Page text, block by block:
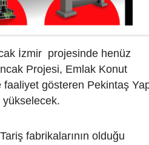
İzmir projesinde henüz
Projesi, Emlak Konut
gösteren Pekintaş
yükselecek.
fabrikalarının olduğu